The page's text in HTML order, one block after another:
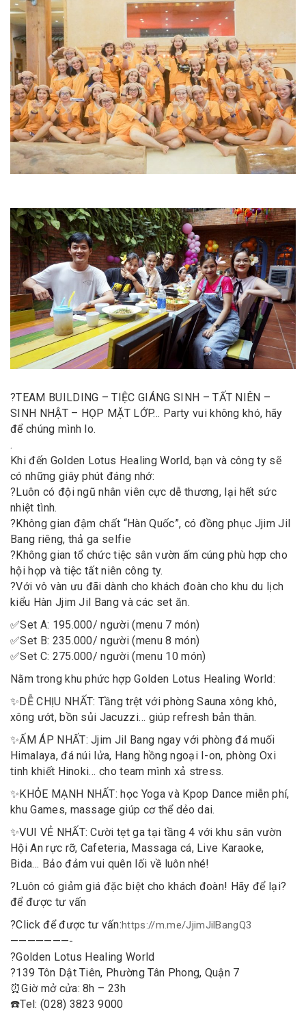
?TEAM BUILDING – TIỆC GIÁNG SINH – TẤT NIÊN –
SINH NHẬT – HỌP MẶT LỚP… Party vui không khó, hãy
để chúng mình lo.
.
Khi đến Golden Lotus Healing World, bạn và công ty sẽ
có những giây phút đáng nhớ:
? Luôn có đội ngũ nhân viên cực dễ thương, lại hết sức
nhiệt tình.
? Không gian đậm chất “Hàn Quốc”, có đồng phục Jjim Jil
Bang riêng, thả ga selfie
? Không gian tổ chức tiệc sân vườn ấm cúng phù hợp cho
hội họp và tiệc tất niên công ty.
?Với vô vàn ưu đãi dành cho khách đoàn cho khu du lịch
kiểu Hàn Jjim Jil Bang và các set ăn.
✅Set A: 195.000/ người (menu 7 món)
✅Set B: 235.000/ người (menu 8 món)
✅Set C: 275.000/ người (menu 10 món)
Nằm trong khu phức hợp Golden Lotus Healing World:
✨ DỄ CHỊU NHẤT: Tầng trệt với phòng Sauna xông khô,
xông ướt, bồn sủi Jacuzzi… giúp refresh bản thân.
✨ẤM ÁP NHẤT: Jjim Jil Bang ngay với phòng đá muối
Himalaya, đá núi lửa, Hang hồng ngoại I-on, phòng Oxi
tinh khiết Hinoki… cho team mình xả stress.
✨ KHỎE MẠNH NHẤT: học Yoga và Kpop Dance miễn phí,
khu Games, massage giúp cơ thể dẻo dai.
✨VUI VẺ NHẤT: Cười tẹt ga tại tầng 4 với khu sân vườn
Hội An rực rỡ, Cafeteria, Massaga cá, Live Karaoke,
Bida… Bảo đảm vui quên lối về luôn nhé!
? Luôn có giảm giá đặc biệt cho khách đoàn! Hãy để lại?
để được tư vấn
?Click để được tư vấn:https://m.me/JjimJilBangQ3
———————-
?Golden Lotus Healing World
?139 Tôn Dật Tiên, Phường Tân Phong, Quận 7
⏰Giờ mở cửa: 8h – 23h
☎️Tel: (028) 3823 9000